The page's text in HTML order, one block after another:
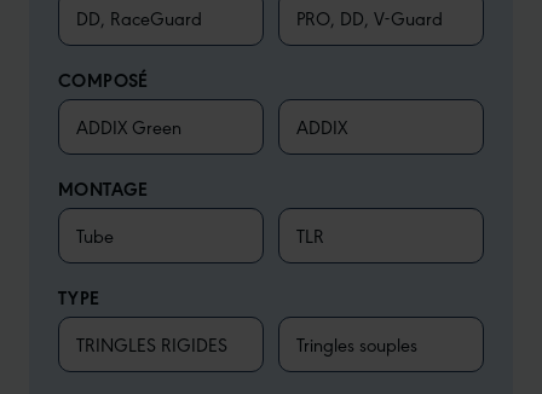
DD, RaceGuard PRO, DD, V-Guard
COMPOSÉ
ADDIX Green ADDIX
MONTAGE
Tube TLR
TYPE
TRINGLES RIGIDES Tringles souples